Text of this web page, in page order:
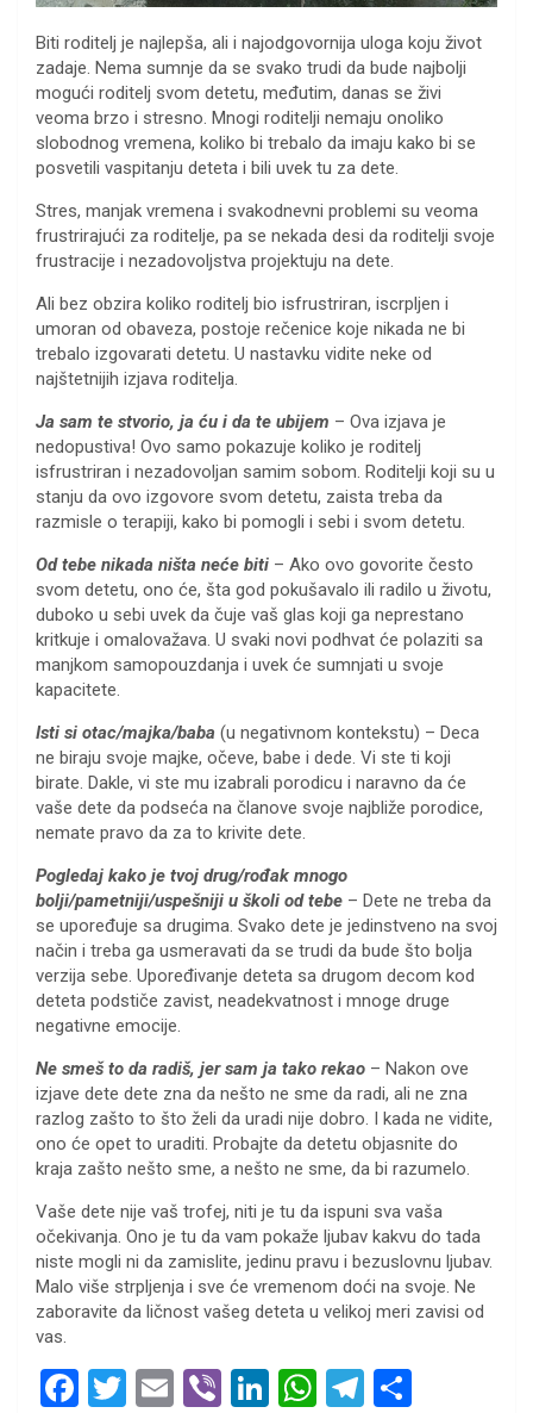
Biti roditelj je najlepša, ali i najodgovornija uloga koju život
zadaje. Nema sumnje da se svako trudi da bude najbolji
mogući roditelj svom detetu, međutim, danas se živi
veoma brzo i stresno. Mnogi roditelji nemaju onoliko
slobodnog vremena, koliko bi trebalo da imaju kako bi se
posvetili vaspitanju deteta i bili uvek tu za dete.
Stres, manjak vremena i svakodnevni problemi su veoma
frustrirajući za roditelje, pa se nekada desi da roditelji svoje
frustracije i nezadovoljstva projektuju na dete.
Ali bez obzira koliko roditelj bio isfrustriran, iscrpljen i
umoran od obaveza, postoje rečenice koje nikada ne bi
trebalo izgovarati detetu. U nastavku vidite neke od
najštetnijih izjava roditelja.
Ja sam te stvorio, ja ću i da te ubijem – Ova izjava je
nedopustiva! Ovo samo pokazuje koliko je roditelj
isfrustriran i nezadovoljan samim sobom. Roditelji koji su u
stanju da ovo izgovore svom detetu, zaista treba da
razmisle o terapiji, kako bi pomogli i sebi i svom detetu.
Od tebe nikada ništa neće biti – Ako ovo govorite često
svom detetu, ono će, šta god pokušavalo ili radilo u životu,
duboko u sebi uvek da čuje vaš glas koji ga neprestano
kritkuje i omalovažava. U svaki novi podhvat će polaziti sa
manjkom samopouzdanja i uvek će sumnjati u svoje
kapacitete.
Isti si otac/majka/baba (u negativnom kontekstu) – Deca
ne biraju svoje majke, očeve, babe i dede. Vi ste ti koji
birate. Dakle, vi ste mu izabrali porodicu i naravno da će
vaše dete da podseća na članove svoje najbliže porodice,
nemate pravo da za to krivite dete.
Pogledaj kako je tvoj drug/rođak mnogo
bolji/pametniji/uspešniji u školi od tebe – Dete ne treba da
se upoređuje sa drugima. Svako dete je jedinstveno na svoj
način i treba ga usmeravati da se trudi da bude što bolja
verzija sebe. Upoređivanje deteta sa drugom decom kod
deteta podstiče zavist, neadekvatnost i mnoge druge
negativne emocije.
Ne smeš to da radiš, jer sam ja tako rekao – Nakon ove
izjave dete dete zna da nešto ne sme da radi, ali ne zna
razlog zašto to što želi da uradi nije dobro. I kada ne vidite,
ono će opet to uraditi. Probajte da detetu objasnite do
kraja zašto nešto sme, a nešto ne sme, da bi razumelo.
Vaše dete nije vaš trofej, niti je tu da ispuni sva vaša
očekivanja. Ono je tu da vam pokaže ljubav kakvu do tada
niste mogli ni da zamislite, jedinu pravu i bezuslovnu ljubav.
Malo više strpljenja i sve će vremenom doći na svoje. Ne
zaboravite da ličnost vašeg deteta u velikoj meri zavisi od
vas.
F
T
E
Vi Li
W T